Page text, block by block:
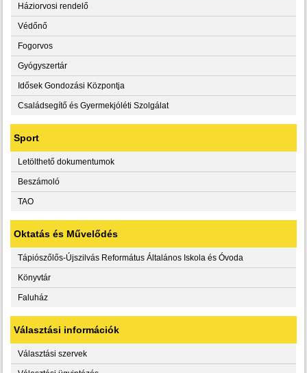
Háziorvosi rendelő
Védőnő
Fogorvos
Gyógyszertár
Idősek Gondozási Központja
Családsegítő és Gyermekjóléti Szolgálat
Sport
Letölthető dokumentumok
Beszámoló
TAO
Oktatás és Művelődés
Tápiószőlős-Újszilvás Református Általános Iskola és Óvoda
Könyvtár
Faluház
Választási információk
Választási szervek